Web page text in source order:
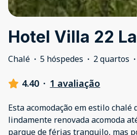
Hotel Villa 22
Chalé · 5 hóspedes · 2 quartos ·
4.40 · 1 avaliação
Esta acomodação em estilo chalé
lindamente renovada acomoda
parque de férias tranquilo, mas